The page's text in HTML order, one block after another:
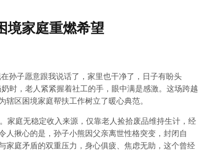
境家庭重燃希望
孙子愿意跟我说话了，家里也干净了，日子有盼头
时，老人紧紧握着社工的手，眼中满是感激。这场跨越
区困境家庭帮扶工作树立了暖心典范。
家庭无稳定收入来源，仅靠老人捡拾废品维持生计，经
揪心的是，孙子小熊因父亲离世性格突变，封闭自
家庭矛盾的双重压力，身心俱疲、焦虑无助，这个曾经